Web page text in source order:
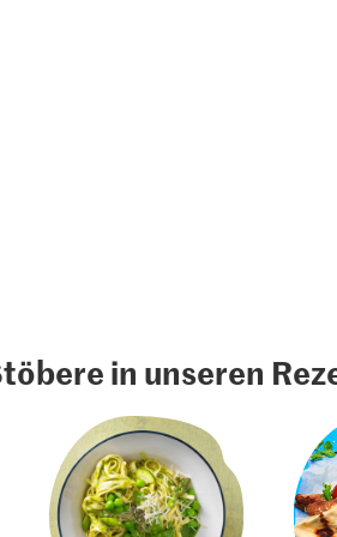
in unseren